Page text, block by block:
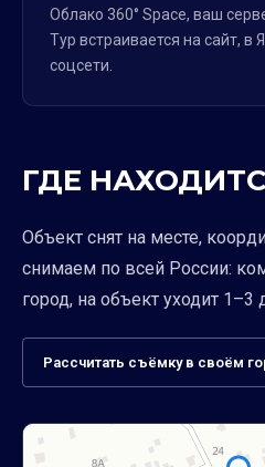
Облако 360° Space, ваш
Тур встраивается на сайт, в
соцсети.
ГДЕ
Объект снят на месте,
снимаем по всей России:
город, на объект уходит 1–3
Рассчитать съёмку в своём